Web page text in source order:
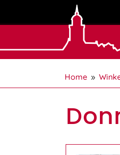
Home 9